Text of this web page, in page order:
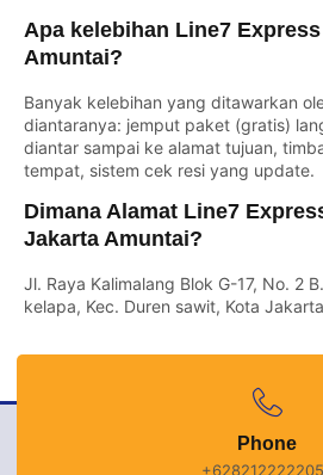
Apa kelebihan Line7
Amuntai?
Banyak kelebihan yang ditawarkan
diantaranya: jemput paket (gratis)
diantar sampai ke alamat tujuan,
tempat, sistem cek resi yang update.
Dimana Alamat Line7
Jakarta Amuntai?
Jl. Raya Kalimalang Blok G-17, No. 2
kelapa, Kec. Duren sawit, Kota
Phone